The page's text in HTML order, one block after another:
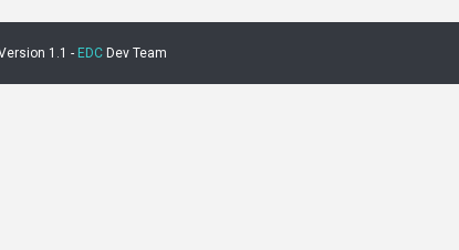
1.1 - EDC Dev Team